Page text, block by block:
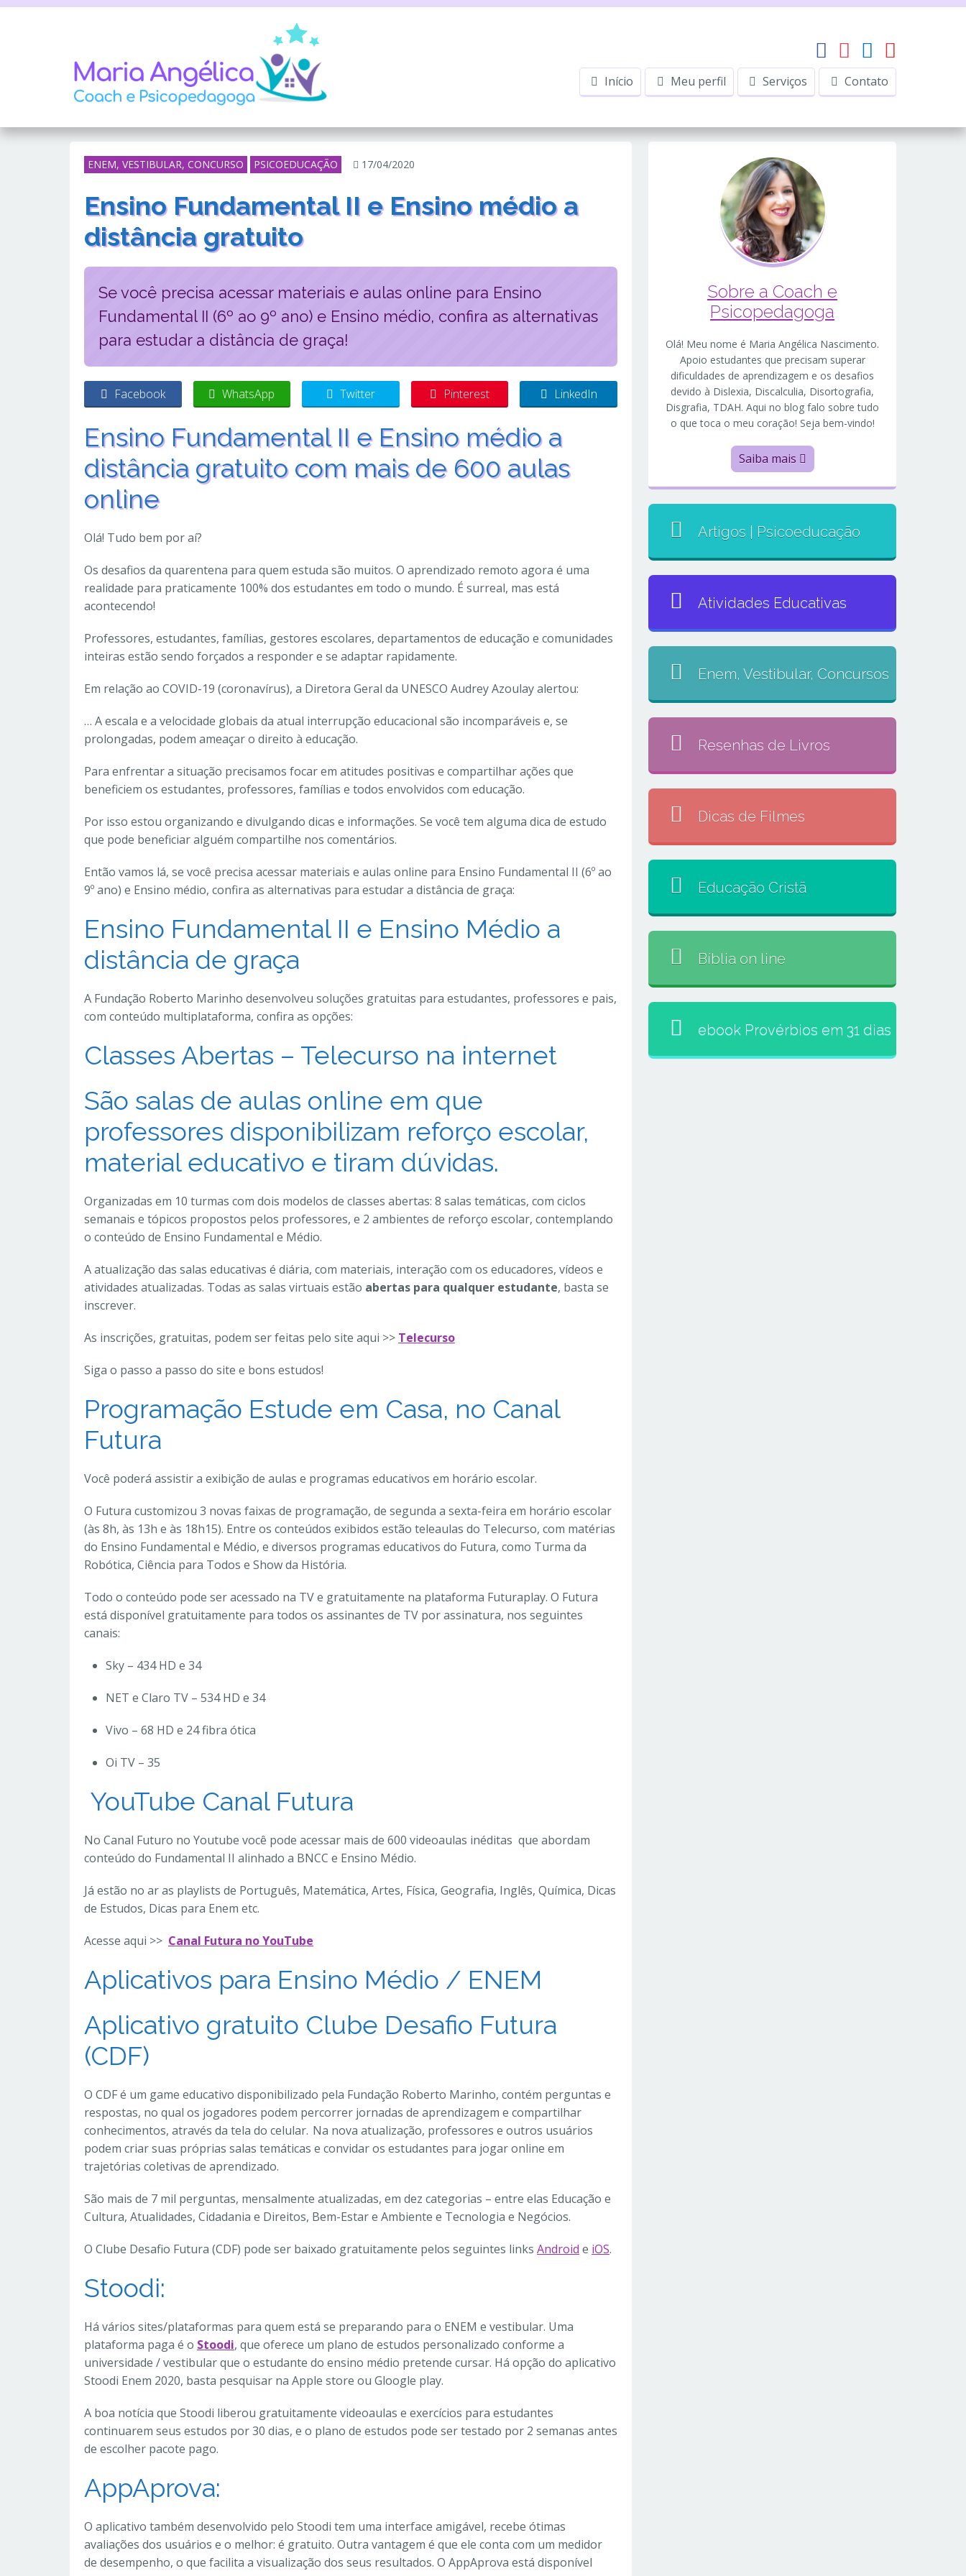
Início Meu perfil Serviços Contato
ENEM, VESTIBULAR, CONCURSO PSICOEDUCAÇÃO 17/04/2020
Ensino Fundamental II e Ensino médio a
distância gratuito
Se você precisa acessar materiais e aulas online para Ensino
Fundamental II (6º ao 9º ano) e Ensino médio, confira as alternativas
para estudar a distância de graça!
Facebook WhatsApp Twitter Pinterest LinkedIn
Ensino Fundamental II e Ensino médio a
distância gratuito com mais de 600 aulas
online
Olá! Tudo bem por aí?
Os desafios da quarentena para quem estuda são muitos. O aprendizado remoto agora é uma
realidade para praticamente 100% dos estudantes em todo o mundo. É surreal, mas está
acontecendo!
Professores, estudantes, famílias, gestores escolares, departamentos de educação e comunidades
inteiras estão sendo forçados a responder e se adaptar rapidamente.
Em relação ao COVID-19 (coronavírus), a Diretora Geral da UNESCO Audrey Azoulay alertou:
… A escala e a velocidade globais da atual interrupção educacional são incomparáveis ​​e, se
prolongadas, podem ameaçar o direito à educação.
Para enfrentar a situação precisamos focar em atitudes positivas e compartilhar ações que
beneficiem os estudantes, professores, famílias e todos envolvidos com educação.
Por isso estou organizando e divulgando dicas e informações. Se você tem alguma dica de estudo
que pode beneficiar alguém compartilhe nos comentários.
Então vamos lá, se você precisa acessar materiais e aulas online para Ensino Fundamental II (6º ao
9º ano) e Ensino médio, confira as alternativas para estudar a distância de graça:
Ensino Fundamental II e Ensino Médio a
distância de graça
A Fundação Roberto Marinho desenvolveu soluções gratuitas para estudantes, professores e pais,
com conteúdo multiplataforma, confira as opções:
Classes Abertas – Telecurso na internet
São salas de aulas online em que
professores disponibilizam reforço escolar,
material educativo e tiram dúvidas.
Organizadas em 10 turmas com dois modelos de classes abertas: 8 salas temáticas, com ciclos
semanais e tópicos propostos pelos professores, e 2 ambientes de reforço escolar, contemplando
o conteúdo de Ensino Fundamental e Médio.
A atualização das salas educativas é diária, com materiais, interação com os educadores, vídeos e
atividades atualizadas. Todas as salas virtuais estão abertas para qualquer estudante, basta se
inscrever.
As inscrições, gratuitas, podem ser feitas pelo site aqui >> Telecurso
Siga o passo a passo do site e bons estudos!
Programação Estude em Casa, no Canal
Futura
Você poderá assistir a exibição de aulas e programas educativos em horário escolar.
O Futura customizou 3 novas faixas de programação, de segunda a sexta-feira em horário escolar
(às 8h, às 13h e às 18h15). Entre os conteúdos exibidos estão teleaulas do Telecurso, com matérias
do Ensino Fundamental e Médio, e diversos programas educativos do Futura, como Turma da
Robótica, Ciência para Todos e Show da História.
Todo o conteúdo pode ser acessado na TV e gratuitamente na plataforma Futuraplay. O Futura
está disponível gratuitamente para todos os assinantes de TV por assinatura, nos seguintes
canais:
Sky – 434 HD e 34
NET e Claro TV – 534 HD e 34
Vivo – 68 HD e 24 fibra ótica
Oi TV – 35
YouTube Canal Futura
No Canal Futuro no Youtube você pode acessar mais de 600 videoaulas inéditas que abordam
conteúdo do Fundamental II alinhado a BNCC e Ensino Médio.
Já estão no ar as playlists de Português, Matemática, Artes, Física, Geografia, Inglês, Química, Dicas
de Estudos, Dicas para Enem etc.
Acesse aqui >> Canal Futura no YouTube
Aplicativos para Ensino Médio / ENEM
Aplicativo gratuito Clube Desafio Futura
(CDF)
O CDF é um game educativo disponibilizado pela Fundação Roberto Marinho, contém perguntas e
respostas, no qual os jogadores podem percorrer jornadas de aprendizagem e compartilhar
conhecimentos, através da tela do celular. Na nova atualização, professores e outros usuários
podem criar suas próprias salas temáticas e convidar os estudantes para jogar online em
trajetórias coletivas de aprendizado.
São mais de 7 mil perguntas, mensalmente atualizadas, em dez categorias – entre elas Educação e
Cultura, Atualidades, Cidadania e Direitos, Bem-Estar e Ambiente e Tecnologia e Negócios.
O Clube Desafio Futura (CDF) pode ser baixado gratuitamente pelos seguintes links Android e iOS.
Stoodi:
Há vários sites/plataformas para quem está se preparando para o ENEM e vestibular. Uma
plataforma paga é o Stoodi, que oferece um plano de estudos personalizado conforme a
universidade / vestibular que o estudante do ensino médio pretende cursar. Há opção do aplicativo
Stoodi Enem 2020, basta pesquisar na Apple store ou Gloogle play.
A boa notícia que Stoodi liberou gratuitamente videoaulas e exercícios para estudantes
continuarem seus estudos por 30 dias, e o plano de estudos pode ser testado por 2 semanas antes
de escolher pacote pago.
AppAprova:
O aplicativo também desenvolvido pelo Stoodi tem uma interface amigável, recebe ótimas
avaliações dos usuários e o melhor: é gratuito. Outra vantagem é que ele conta com um medidor
de desempenho, o que facilita a visualização dos seus resultados. O AppAprova está disponível
Sobre a Coach e
Psicopedagoga
Olá! Meu nome é Maria Angélica Nascimento.
Apoio estudantes que precisam superar
dificuldades de aprendizagem e os desafios
devido à Dislexia, Discalculia, Disortografia,
Disgrafia, TDAH. Aqui no blog falo sobre tudo
o que toca o meu coração! Seja bem-vindo!
Saiba mais
Artigos | Psicoeducação
Atividades Educativas
Enem, Vestibular, Concursos
Resenhas de Livros
Dicas de Filmes
Educação Cristã
Bíblia on line
ebook Provérbios em 31 dias